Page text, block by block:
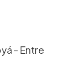
- Entre